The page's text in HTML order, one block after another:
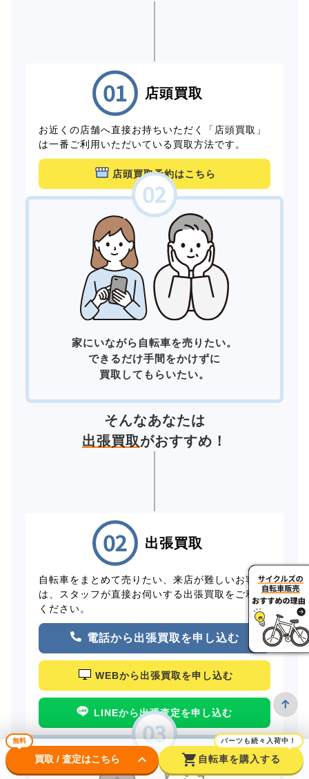
店頭買取
お近くの店舗へ直接お持ちいただく「店頭買取」
は一番ご利用いただいている買取方法です。
店頭買取予約はこちら
家にいながら自転車を売りたい。
できるだけ手間をかけずに
買取してもらいたい。
そんなあなたは
出張買取がおすすめ！
出張買取
自転車をまとめて売りたい、来店が難しいお客様
は、スタッフが直接お伺いする出張買取をご利用
ください。
電話から出張買取を申し込む
WEBから出張買取を申し込む
LINEから出張査定を申し込む
無料
買取 / 査定はこちら keyboard_arrow_down shopping_cart
パーツも続々入荷中！
自転車を購入する